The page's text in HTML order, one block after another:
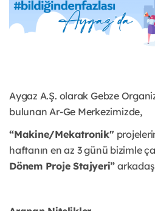
Aygaz A.Ş. olarak Gebze
bulunan Ar-Ge Merkezimizde,
“Makine/Mekatronik"
haftanın en az 3 günü bizimle
Dönem Proje Stajyeri”